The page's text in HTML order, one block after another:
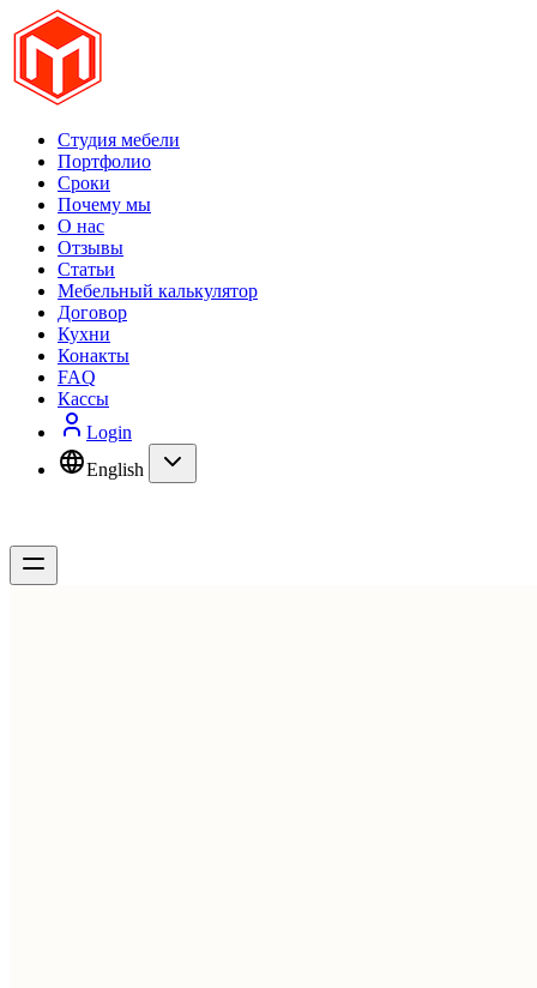
Студия мебели
Портфолио
Сроки
Почему мы
О нас
Отзывы
Статьи
Мебельный калькулятор
Договор
Кухни
Конакты
FAQ
Кассы
Login
English